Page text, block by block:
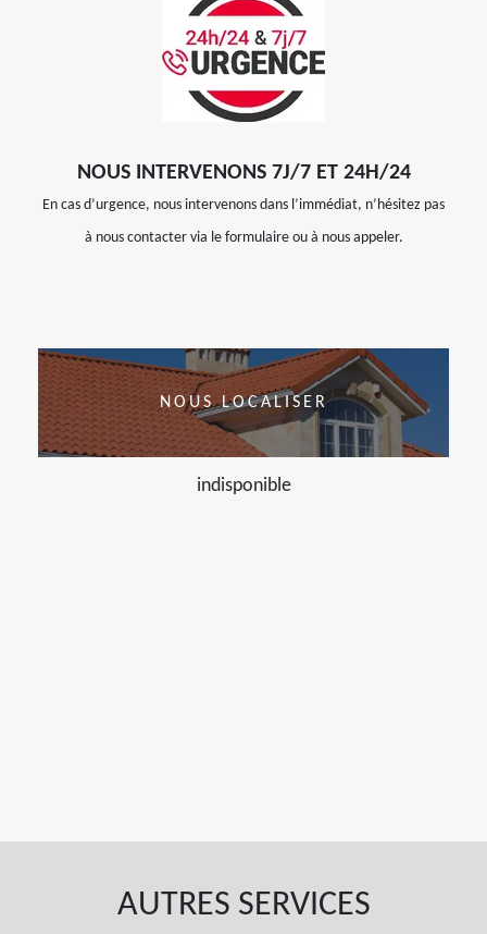
NOUS INTERVENONS 7J/7 ET 24H/24
En cas d’urgence, nous intervenons dans l’immédiat, n’hésitez pas
à nous contacter via le formulaire ou à nous appeler.
NOUS LOCALISER
indisponible
AUTRES SERVICES